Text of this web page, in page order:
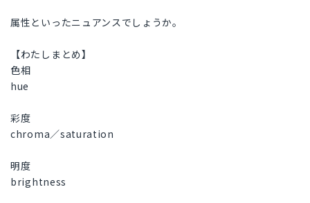
属性といったニュアンスでしょうか。
【わたしまとめ】
色相
hue
彩度
chroma／saturation
明度
brightness